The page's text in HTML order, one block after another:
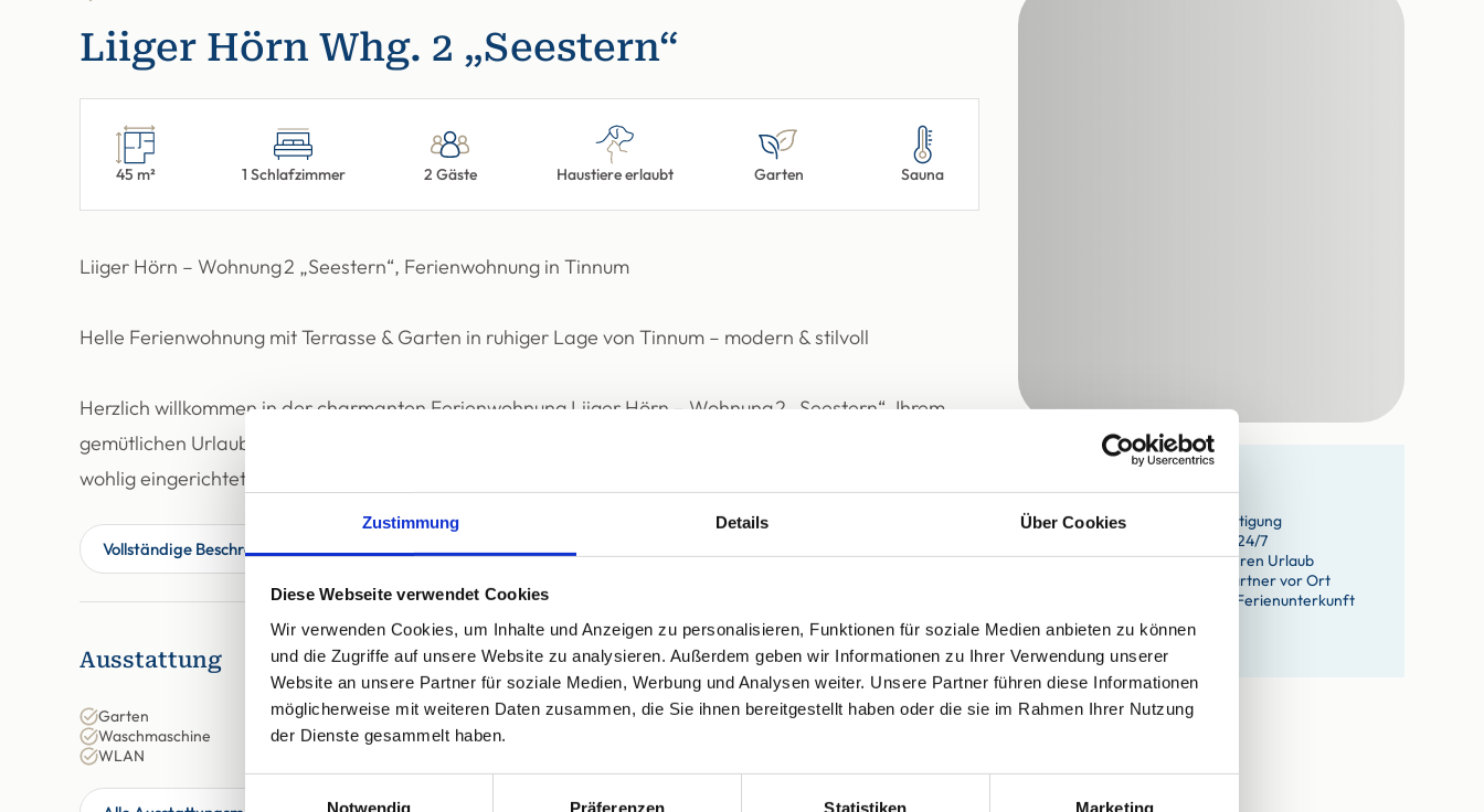
Zustimmung Details Über Cookies
Diese Webseite verwendet Cookies
Wir verwenden Cookies, um Inhalte und Anzeigen zu personalisieren, Funktionen für soziale Medien anbieten zu können
und die Zugriffe auf unsere Website zu analysieren. Außerdem geben wir Informationen zu Ihrer Verwendung unserer
Website an unsere Partner für soziale Medien, Werbung und Analysen weiter. Unsere Partner führen diese Informationen
möglicherweise mit weiteren Daten zusammen, die Sie ihnen bereitgestellt haben oder die sie im Rahmen Ihrer Nutzung
der Dienste gesammelt haben.
Einwilligungsauswahl
Notwendig
Präferenzen Statistiken Marketing
Liiger Hörn Whg. 2 „Seestern“
45 m² 1 Schlafzimmer 2 Gäste Haustiere erlaubt Garten Sauna
Liiger Hörn – Wohnung 2 „Seestern“, Ferienwohnung in Tinnum
Helle Ferienwohnung mit Terrasse & Garten in ruhiger Lage von Tinnum – modern & stilvoll
Herzlich willkommen in der charmanten Ferienwohnung Liiger Hörn – Wohnung 2 „Seestern“, Ihrem
gemütlichen Urlaubsdomizil in Tinnum auf der Nordseeinsel Sylt. Diese modern gestaltete und zugleich
wohlig eingerichtete...
Vollständige Beschreibung
Ausstattung
Garten
Sauna
Waschmaschine
WLAN
Sofortige Buchungsbestätigung
Flexible An- und Abreise 24/7
Bestpreis-Garantie für Ihren Urlaub
Persönlicher Ansprechpartner vor Ort
Willkommensgruß in der Ferienunterkunft
eigene Haustechniker
eigene Hausdamen